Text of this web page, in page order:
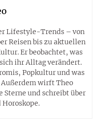
Lifestyle-Trends – von
Reisen bis zu aktuellen
Er beobachtet, was
ihr Alltag verändert.
Popkultur und was
wirft Theo
Sterne und schreibt über